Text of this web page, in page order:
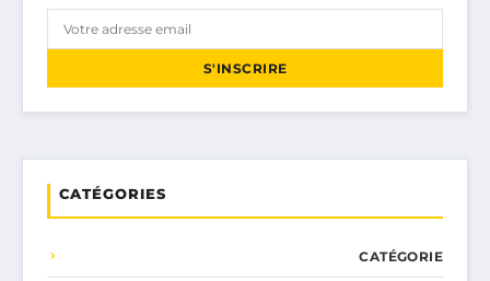
S'INSCRIRE
CATÉGORIES
CATÉGORIE